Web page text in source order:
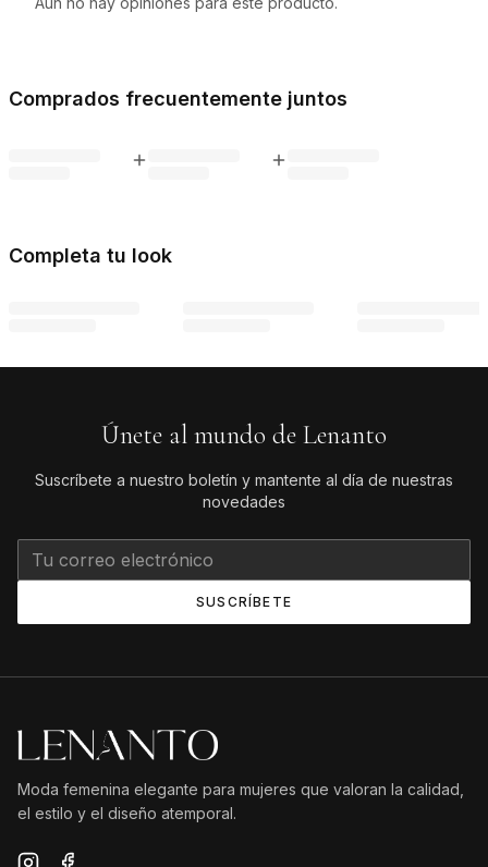
XL 59 cm 51 cm x 2
Comprados frecuentemente juntos
Completa tu look
Únete al mundo de Lenanto
Suscríbete a nuestro boletín y mantente al día de nuestras
novedades
SUSCRÍBETE
Moda femenina elegante para mujeres que valoran la calidad,
el estilo y el diseño atemporal.